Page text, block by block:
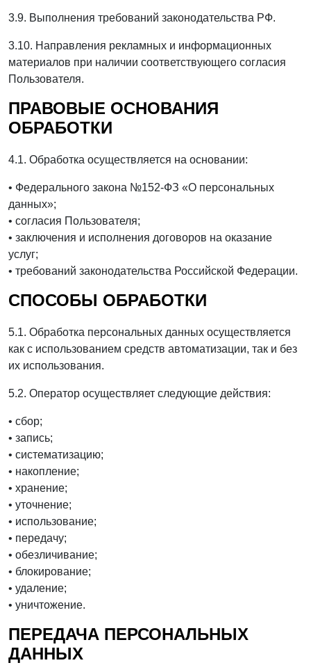
3.9. Выполнения требований законодательства РФ.
3.10. Направления рекламных и информационных
материалов при наличии соответствующего согласия
Пользователя.
ПРАВОВЫЕ ОСНОВАНИЯ
ОБРАБОТКИ
4.1. Обработка осуществляется на основании:
• Федерального закона №152-ФЗ «О персональных
данных»;
• согласия Пользователя;
• заключения и исполнения договоров на оказание
услуг;
• требований законодательства Российской Федерации.
СПОСОБЫ ОБРАБОТКИ
5.1. Обработка персональных данных осуществляется
как с использованием средств автоматизации, так и без
их использования.
5.2. Оператор осуществляет следующие действия:
• сбор;
• запись;
• систематизацию;
• накопление;
• хранение;
• уточнение;
• использование;
• передачу;
• обезличивание;
• блокирование;
• удаление;
• уничтожение.
ПЕРЕДАЧА ПЕРСОНАЛЬНЫХ
ДАННЫХ